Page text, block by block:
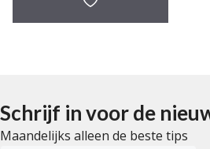
Schrijf in voor de
Maandelijks alleen de beste tips